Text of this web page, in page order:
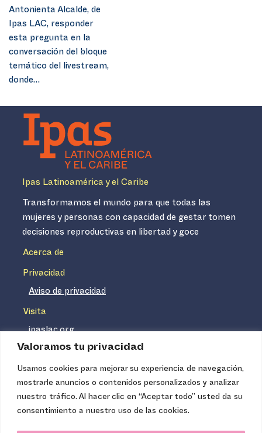
Valoramos tu privacidad
Usamos cookies para mejorar su experiencia de navegación,
mostrarle anuncios o contenidos personalizados y analizar
nuestro tráfico. Al hacer clic en “Aceptar todo” usted da su
consentimiento a nuestro uso de las cookies.
Antonienta Alcalde, de
Ipas LAC, responder
esta pregunta en la
conversación del bloque
temático del livestream,
donde…
Ipas Latinoamérica y el Caribe
Transformamos el mundo para que todas las
mujeres y personas con capacidad de gestar tomen
decisiones reproductivas en libertad y goce
Acerca de
Privacidad
Aviso de privacidad
Visita
ipaslac.org
ipasmexico.org
Ipas no es un distribuidor de insumos médicos. Nuestros
técnica necesaria para proveer servicios de aborto seguro